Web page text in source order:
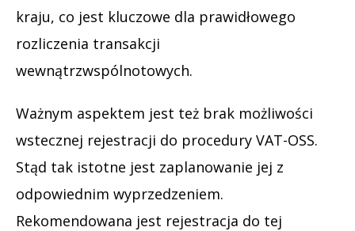
kraju, co jest kluczowe dla prawidłowego
rozliczenia transakcji
wewnątrzwspólnotowych.
Ważnym aspektem jest też brak możliwości
wstecznej rejestracji do procedury VAT-OSS.
Stąd tak istotne jest zaplanowanie jej z
odpowiednim wyprzedzeniem.
Rekomendowana jest rejestracja do tej